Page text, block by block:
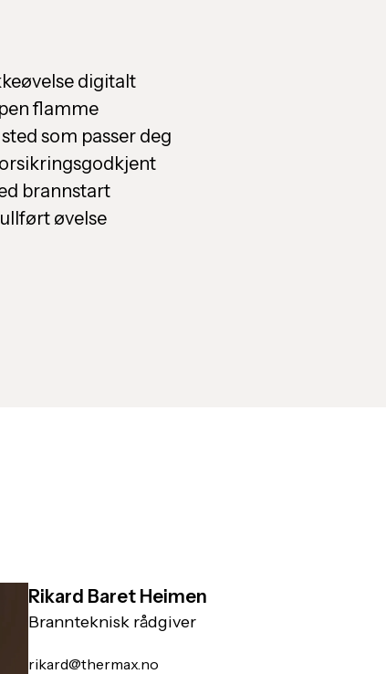
digitalt
flamme
som passer deg
brannstart
øvelse
Rikard Baret Heimen
Brannteknisk rådgiver
rikard@thermax.no